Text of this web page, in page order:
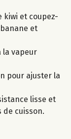
kiwi et coupez-
et
la vapeur
pour ajuster la
lisse et
de cuisson.